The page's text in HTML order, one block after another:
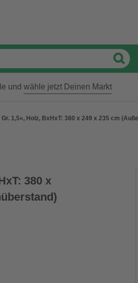
und wähle jetzt Deinen Markt
1,5«, Holz, BxHxT: 380 x 249 x 235 cm
380 x